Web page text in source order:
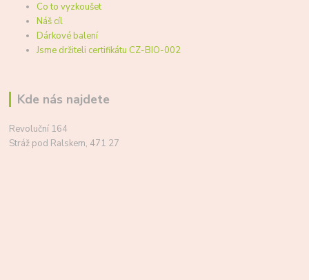
Co to vyzkoušet
Náš cíl
Dárkové balení
Jsme držiteli certifikátu CZ-BIO-002
Kde nás najdete
Revoluční 164
Stráž pod Ralskem, 471 27